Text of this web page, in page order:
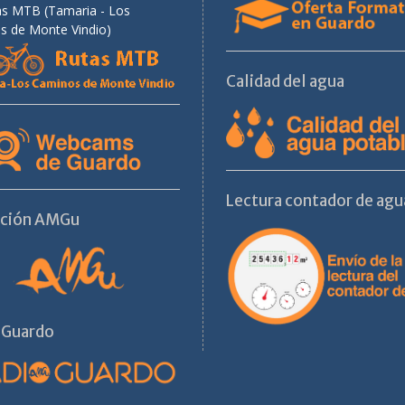
MTB (Tamaria - Los
de Monte Vindio)
AMGu
Calidad del agua
Lectura contador de